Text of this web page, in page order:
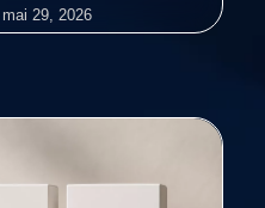
mai 29, 2026